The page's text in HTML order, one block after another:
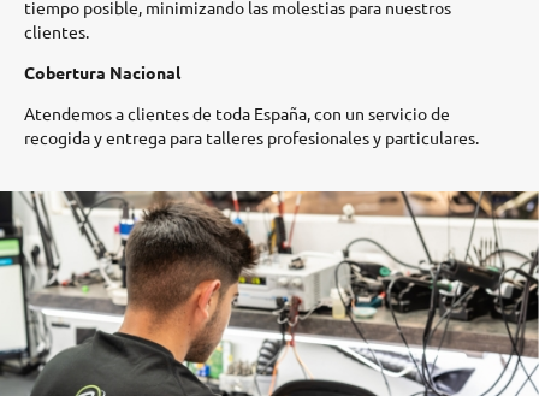
tiempo posible, minimizando las molestias para nuestros
clientes.​
Cobertura Nacional
Atendemos a clientes de toda España, con un servicio de
recogida y entrega para talleres profesionales y particulares.​